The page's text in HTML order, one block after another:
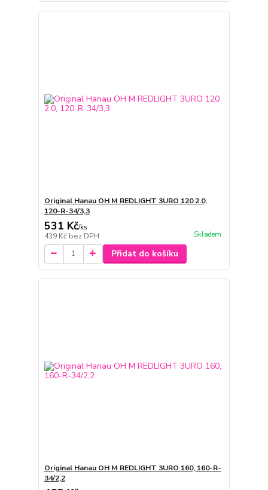
Original Hanau OH M REDLIGHT 3URO 120 2.0,
120-R-34/3,3
531 Kč/ks
439 Kč bez DPH Skladem
Přidat do košíku
Original Hanau OH M REDLIGHT 3URO 160, 160-R-
34/2,2